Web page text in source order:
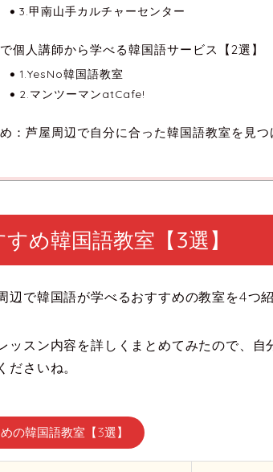
3.甲南山手カルチャーセンター
個人講師から学べる韓国語サービス【2選】
1.YesNo韓国語教室
2.マンツーマンatCafe!
：芦屋周辺で自分に合った韓国語教室を見つ
め韓国語教室【3選】
辺で韓国語が学べるおすすめの教室を4つ
ッスン内容を詳しくまとめてみたので、
さいね。
の韓国語教室【3選】